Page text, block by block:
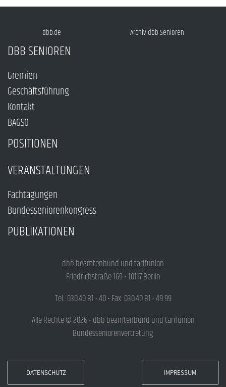
dbb.de Archiv dbb Senioren
DBB SENIOREN
Gremien
Geschäftsführung
Kontakt
BAGSO
POSITIONEN
VERANSTALTUNGEN
Fachtagungen
Bundesseniorenkongress
PUBLIKATIONEN
dbb beamtenbund und tarifunion
Friedrichstraße 169 • 10117 Berlin
Tel.: 030.40 81 - 40 • Fax: 030.40 81 - 49 99
Alle Rechte © 2026 • dbb beamtenbund und tarifunion
Bundesseniorenvertretung
DATENSCHUTZ IMPRESSUM